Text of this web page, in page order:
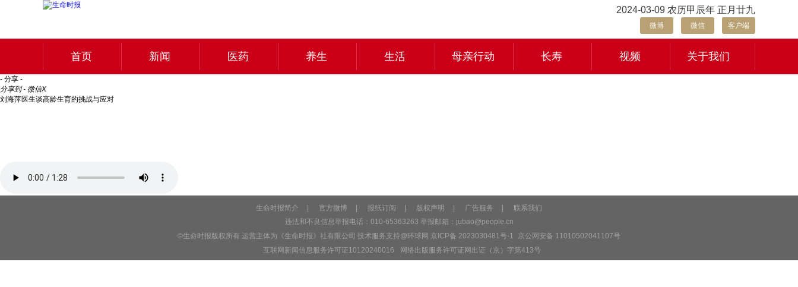
2024-03-09 农历甲辰年 正月廿九
微博 微信 客户端
首页 新闻 医药 养生 生活 母亲行动 长寿 视频 关于我们
- 分享 -
分享到 - 微信X
刘海萍医生谈高龄生育的挑战与应对
生命时报简介 官方微博 报纸订阅 版权声明 广告服务
联系我们
违法和不良信息举报电话：010-65363263 举报邮箱： jubao@people.cn
©生命时报版权所有 运营主体为《生命时报》社有限公司 技术服务支持@环球网 京ICP备 2023030481号-1
京公网安备 11010502041107号
互联网新闻信息服务许可证10120240016
网络出版服务许可证网出证（京）字第413号